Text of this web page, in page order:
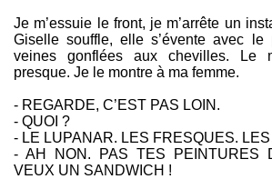
Je m’essuie le front, je m’arrête un
Giselle souffle, elle s’évente avec
veines gonflées aux chevilles. Le
presque. Je le montre à ma femme.
- REGARDE, C’EST PAS LOIN.
- QUOI ?
- LE LUPANAR. LES FRESQUES.
- AH NON. PAS TES PEINTURES
VEUX UN SANDWICH !